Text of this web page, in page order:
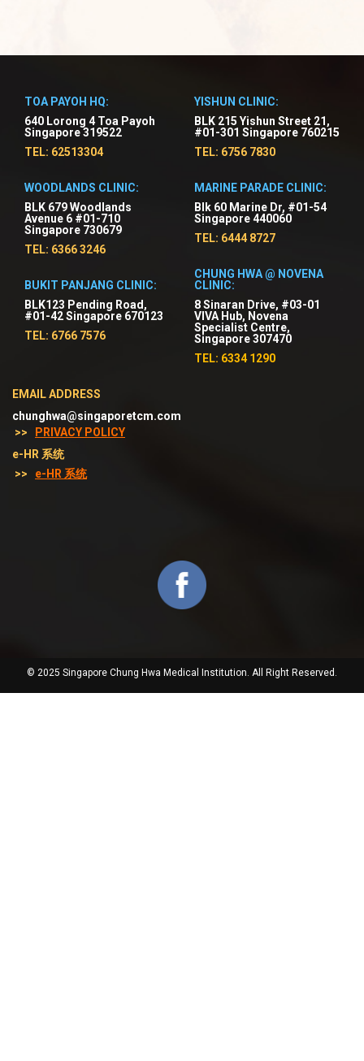
TOA PAYOH HQ:
640 Lorong 4 Toa Payoh
Singapore 319522
TEL: 62513304
WOODLANDS CLINIC:
BLK 679 Woodlands
Avenue 6 #01-710
Singapore 730679
TEL: 6366 3246
BUKIT PANJANG CLINIC:
BLK123 Pending Road,
#01-42 Singapore 670123
TEL: 6766 7576
YISHUN CLINIC:
BLK 215 Yishun Street 21,
#01-301 Singapore 760215
TEL: 6756 7830
MARINE PARADE CLINIC:
Blk 60 Marine Dr, #01-54
Singapore 440060
TEL: 6444 8727
CHUNG HWA @ NOVENA
CLINIC:
8 Sinaran Drive, #03-01
VIVA Hub, Novena
Specialist Centre,
Singapore 307470
TEL: 6334 1290
EMAIL ADDRESS
chunghwa@singaporetcm.com
>>
PRIVACY POLICY
e-HR 系统
>>
e-HR 系统
© 2025 Singapore Chung Hwa Medical Institution. All Right Reserved.